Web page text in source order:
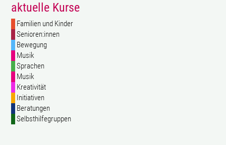
aktuelle Kurse
Familien und Kinder
Senioren:innen
Bewegung
Musik
Sprachen
Musik
Kreativität
Initiativen
Beratungen
Selbsthilfegruppen